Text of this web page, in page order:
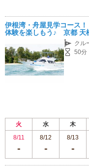
伊根湾・舟屋見学コース
体験を楽しもう♪ 京都 天
クル
50分
火 水 木
8/11
8/12 8/13